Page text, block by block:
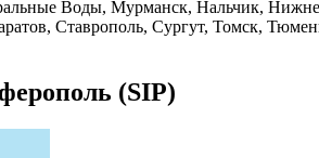
Воды, Мурманск, Нальчик,
Ставрополь, Сургут, Томск,
(SIP)